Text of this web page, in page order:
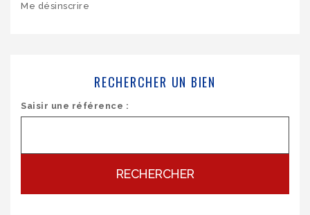
Me désinscrire
RECHERCHER UN BIEN
Saisir une référence :
RECHERCHER